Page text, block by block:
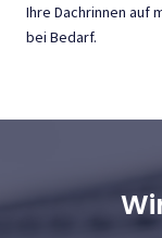
Ihre Dachrinnen auf
bei Bedarf.